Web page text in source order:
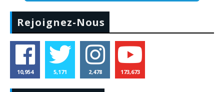
Rejoignez-Nous
10,954 5,171 2,478 173,673